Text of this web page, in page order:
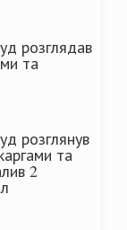
розглядав
та
розглянув
та
2